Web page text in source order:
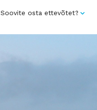
Soovite osta ettevõtet?